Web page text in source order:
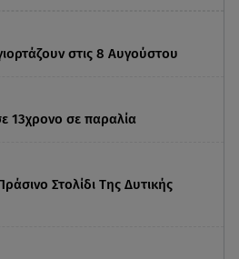
στις 8 Αυγούστου
13χρονο σε παραλία
Στολίδι Της Δυτικής